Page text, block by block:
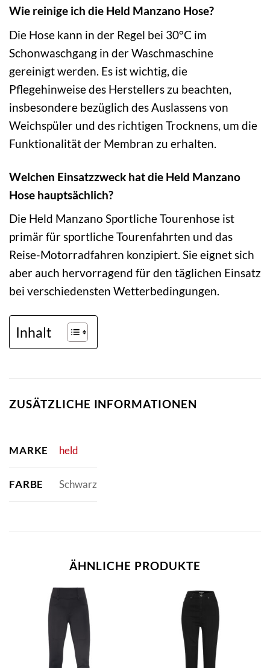
Wie reinige ich die Held Manzano Hose?
Die Hose kann in der Regel bei 30°C im
Schonwaschgang in der Waschmaschine
gereinigt werden. Es ist wichtig, die
Pflegehinweise des Herstellers zu beachten,
insbesondere bezüglich des Auslassens von
Weichspüler und des richtigen Trocknens, um die
Funktionalität der Membran zu erhalten.
Welchen Einsatzzweck hat die Held Manzano
Hose hauptsächlich?
Die Held Manzano Sportliche Tourenhose ist
primär für sportliche Tourenfahrten und das
Reise-Motorradfahren konzipiert. Sie eignet sich
aber auch hervorragend für den täglichen Einsatz
bei verschiedensten Wetterbedingungen.
Inhalt
ZUSÄTZLICHE INFORMATIONEN
MARKE held
FARBE Schwarz
ÄHNLICHE PRODUKTE